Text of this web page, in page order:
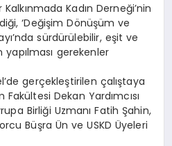
Kadın Derneği’nin
‘Değişim Dönüşüm ve
sürdürülebilir, eşit ve
gerekenler
gerçekleştirilen çalıştaya
Dekan Yardımcısı
Birliği Uzmanı Fatih Şahin,
Büşra Ün ve USKD Üyeleri